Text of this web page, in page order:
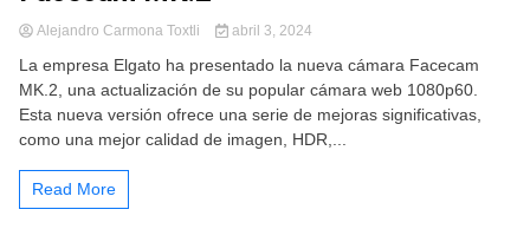
Alejandro Carmona Toxtli abril 3, 2024
La empresa Elgato ha presentado la nueva cámara Facecam
MK.2, una actualización de su popular cámara web 1080p60.
Esta nueva versión ofrece una serie de mejoras significativas,
como una mejor calidad de imagen, HDR,...
Read More